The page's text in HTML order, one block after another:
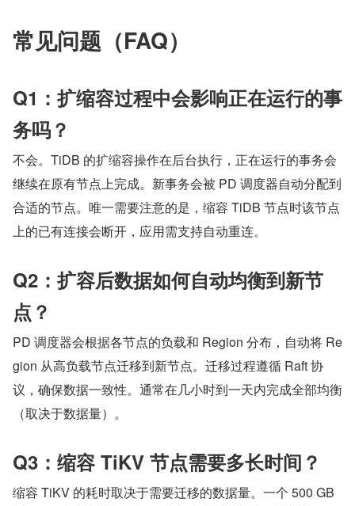
常见问题（FAQ）
Q1：扩缩容过程中会影响正在运行的事
务吗？
不会。TiDB 的扩缩容操作在后台执行，正在运行的事务会
继续在原有节点上完成。新事务会被 PD 调度器自动分配到
合适的节点。唯一需要注意的是，缩容 TiDB 节点时该节点
上的已有连接会断开，应用需支持自动重连。
Q2：扩容后数据如何自动均衡到新节
点？
PD 调度器会根据各节点的负载和 Region 分布，自动将 Re
gion 从高负载节点迁移到新节点。迁移过程遵循 Raft 协
议，确保数据一致性。通常在几小时到一天内完成全部均衡
（取决于数据量）。
Q3：缩容 TiKV 节点需要多长时间？
缩容 TiKV 的耗时取决于需要迁移的数据量。一个 500 GB